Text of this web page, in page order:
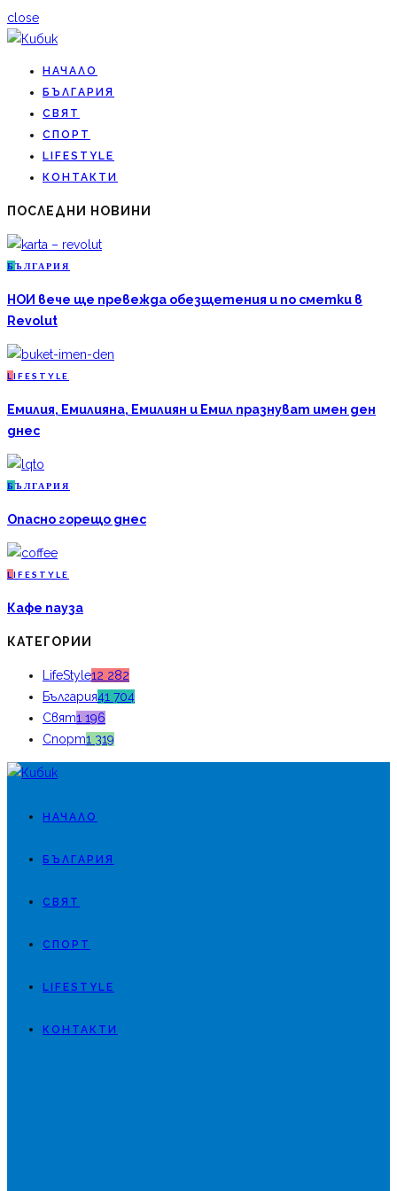
close
НАЧАЛО
БЪЛГАРИЯ
СВЯТ
СПОРТ
LIFESTYLE
КОНТАКТИ
ПОСЛЕДНИ НОВИНИ
Б ЪЛГАРИЯ
НОИ вече ще превежда обезщетения и по сметки в
Revolut
L IFESTYLE
Емилия, Емилияна, Емилиян и Емил празнуват имен ден
днес
Б ЪЛГАРИЯ
Опасно горещо днес
L IFESTYLE
Кафе пауза
КАТЕГОРИИ
LifeStyle12 282
България41 704
Свят1 196
Спорт1 319
НАЧАЛО
БЪЛГАРИЯ
СВЯТ
СПОРТ
LIFESTYLE
КОНТАКТИ